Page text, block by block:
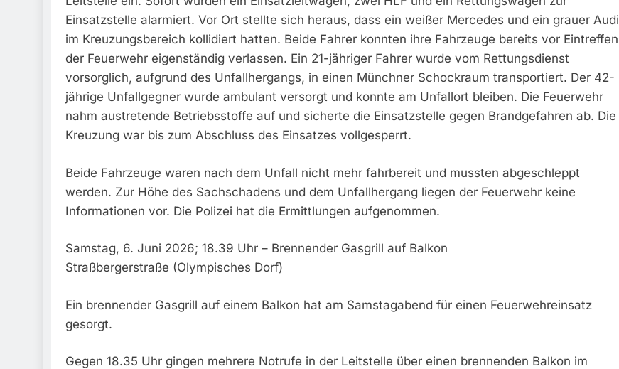
Einsatzstelle alarmiert. Vor Ort stellte sich heraus, dass ein weißer Mercedes und ein grauer Audi
im Kreuzungsbereich kollidiert hatten. Beide Fahrer konnten ihre Fahrzeuge bereits vor Eintreffen
der Feuerwehr eigenständig verlassen. Ein 21-jähriger Fahrer wurde vom Rettungsdienst
vorsorglich, aufgrund des Unfallhergangs, in einen Münchner Schockraum transportiert. Der 42-
jährige Unfallgegner wurde ambulant versorgt und konnte am Unfallort bleiben. Die Feuerwehr
nahm austretende Betriebsstoffe auf und sicherte die Einsatzstelle gegen Brandgefahren ab. Die
Kreuzung war bis zum Abschluss des Einsatzes vollgesperrt.
Beide Fahrzeuge waren nach dem Unfall nicht mehr fahrbereit und mussten abgeschleppt
werden. Zur Höhe des Sachschadens und dem Unfallhergang liegen der Feuerwehr keine
Informationen vor. Die Polizei hat die Ermittlungen aufgenommen.
Samstag, 6. Juni 2026; 18.39 Uhr – Brennender Gasgrill auf Balkon
Straßbergerstraße (Olympisches Dorf)
Ein brennender Gasgrill auf einem Balkon hat am Samstagabend für einen Feuerwehreinsatz
gesorgt.
Gegen 18.35 Uhr gingen mehrere Notrufe in der Leitstelle über einen brennenden Balkon im